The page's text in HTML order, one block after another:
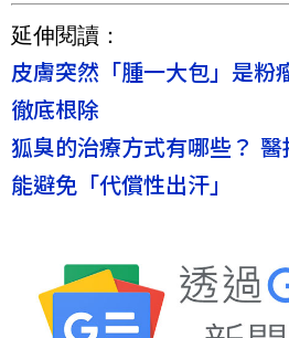
延伸閱讀：
皮膚突然「腫一大包」是粉
徹底根除
狐臭的治療方式有哪些？
能避免「代償性出汗」